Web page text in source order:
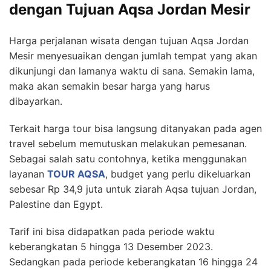
dengan Tujuan Aqsa Jordan Mesir
Harga perjalanan wisata dengan tujuan Aqsa Jordan
Mesir menyesuaikan dengan jumlah tempat yang akan
dikunjungi dan lamanya waktu di sana. Semakin lama,
maka akan semakin besar harga yang harus
dibayarkan.
Terkait harga tour bisa langsung ditanyakan pada agen
travel sebelum memutuskan melakukan pemesanan.
Sebagai salah satu contohnya, ketika menggunakan
layanan TOUR AQSA, budget yang perlu dikeluarkan
sebesar Rp 34,9 juta untuk ziarah Aqsa tujuan Jordan,
Palestine dan Egypt.
Tarif ini bisa didapatkan pada periode waktu
keberangkatan 5 hingga 13 Desember 2023.
Sedangkan pada periode keberangkatan 16 hingga 24